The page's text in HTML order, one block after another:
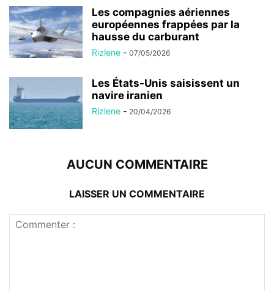
Les compagnies aériennes
européennes frappées par la
hausse du carburant
Rizlene - 07/05/2026
Les États-Unis saisissent un
navire iranien
Rizlene - 20/04/2026
AUCUN COMMENTAIRE
LAISSER UN COMMENTAIRE